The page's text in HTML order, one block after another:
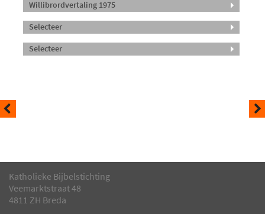
Willibrordvertaling 1975
Selecteer
Selecteer
Katholieke Bijbelstichting
Veemarktstraat 48
4811 ZH Breda